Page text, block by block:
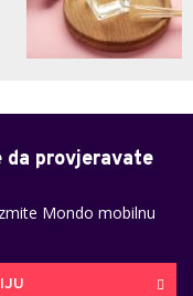
da provjeravate
Mondo mobilnu